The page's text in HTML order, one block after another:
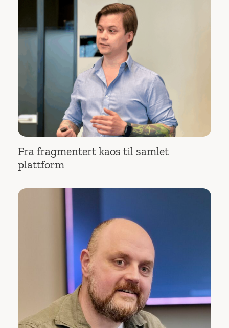
Fra fragmentert kaos til samlet
plattform